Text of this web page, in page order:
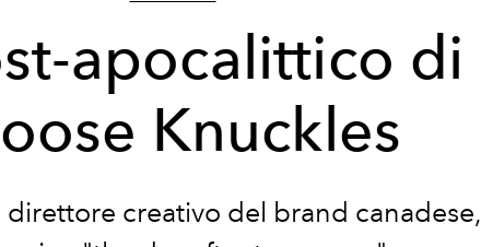
apocalittico di
Knuckles
direttore creativo del brand canadese,